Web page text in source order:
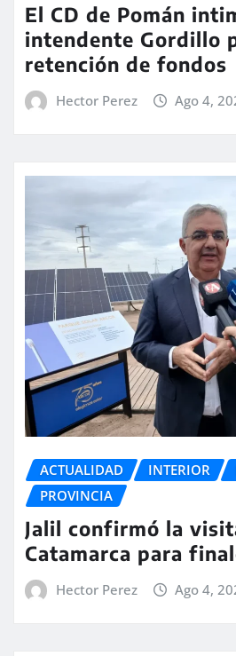
El CD de Pomán
intendente Gordillo
retención de fondos
Hector Perez Ago 4,
ACTUALIDAD INTERIOR
PROVINCIA
Jalil confirmó la
Catamarca para
Hector Perez Ago 4,